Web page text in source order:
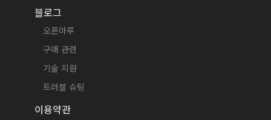
블로그
오픈마루
구매 관련
기술 지원
트러블 슈팅
이용약관